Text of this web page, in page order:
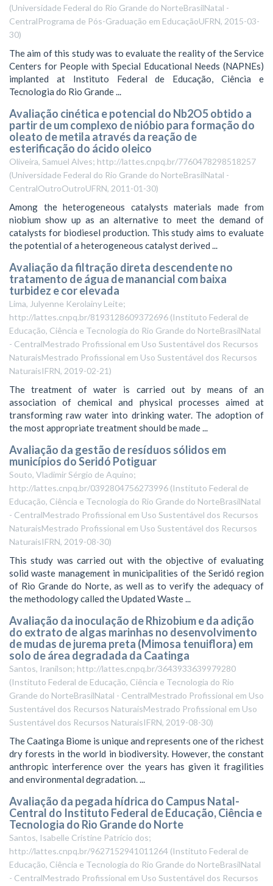
(Universidade Federal do Rio Grande do NorteBrasilNatal -
CentralPrograma de Pós-Graduação em EducaçãoUFRN, 2015-03-
30)
The aim of this study was to evaluate the reality of the Service
Centers for People with Special Educational Needs (NAPNEs)
implanted at Instituto Federal de Educação, Ciência e
Tecnologia do Rio Grande ...
Avaliação cinética e potencial do Nb2O5 obtido a
partir de um complexo de nióbio para formação do
oleato de metila através da reação de
esterificação do ácido oleico
Oliveira, Samuel Alves; http://lattes.cnpq.br/7760478298518257
(Universidade Federal do Rio Grande do NorteBrasilNatal -
CentralOutroOutroUFRN, 2011-01-30)
Among the heterogeneous catalysts materials made from
niobium show up as an alternative to meet the demand of
catalysts for biodiesel production. This study aims to evaluate
the potential of a heterogeneous catalyst derived ...
Avaliação da filtração direta descendente no
tratamento de água de manancial com baixa
turbidez e cor elevada
Lima, Julyenne Kerolainy Leite;
http://lattes.cnpq.br/8193128609372696 (Instituto Federal de
Educação, Ciência e Tecnologia do Rio Grande do NorteBrasilNatal
- CentralMestrado Profissional em Uso Sustentável dos Recursos
NaturaisMestrado Profissional em Uso Sustentável dos Recursos
NaturaisIFRN, 2019-02-21)
The treatment of water is carried out by means of an
association of chemical and physical processes aimed at
transforming raw water into drinking water. The adoption of
the most appropriate treatment should be made ...
Avaliação da gestão de resíduos sólidos em
municípios do Seridó Potiguar
Souto, Vladimir Sérgio de Aquino;
http://lattes.cnpq.br/0392804756273996 (Instituto Federal de
Educação, Ciência e Tecnologia do Rio Grande do NorteBrasilNatal
- CentralMestrado Profissional em Uso Sustentável dos Recursos
NaturaisMestrado Profissional em Uso Sustentável dos Recursos
NaturaisIFRN, 2019-08-30)
This study was carried out with the objective of evaluating
solid waste management in municipalities of the Seridó region
of Rio Grande do Norte, as well as to verify the adequacy of
the methodology called the Updated Waste ...
Avaliação da inoculação de Rhizobium e da adição
do extrato de algas marinhas no desenvolvimento
de mudas de jurema preta (Mimosa tenuiflora) em
solo de área degradada da Caatinga
Santos, Iranilson; http://lattes.cnpq.br/3643933639979280
(Instituto Federal de Educação, Ciência e Tecnologia do Rio
Grande do NorteBrasilNatal - CentralMestrado Profissional em Uso
Sustentável dos Recursos NaturaisMestrado Profissional em Uso
Sustentável dos Recursos NaturaisIFRN, 2019-08-30)
The Caatinga Biome is unique and represents one of the richest
dry forests in the world in biodiversity. However, the constant
anthropic interference over the years has given it fragilities
and environmental degradation. ...
Avaliação da pegada hídrica do Campus Natal-
Central do Instituto Federal de Educação, Ciência e
Tecnologia do Rio Grande do Norte
Santos, Isabelle Cristine Patrício dos;
http://lattes.cnpq.br/9627152941011264 (Instituto Federal de
Educação, Ciência e Tecnologia do Rio Grande do NorteBrasilNatal
- CentralMestrado Profissional em Uso Sustentável dos Recursos